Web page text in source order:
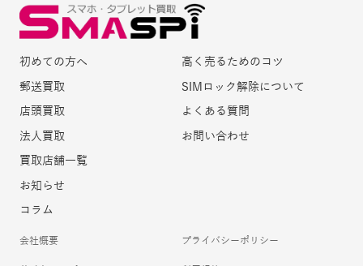
初めての方へ
郵送買取
店頭買取
法人買取
買取店舗一覧
お知らせ
コラム
高く売るためのコツ
SIMロック解除について
よくある質問
お問い合わせ
会社概要 プライバシーポリシー